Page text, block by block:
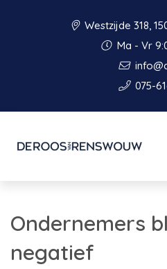
Westzijde 318,
Ma - Vr
075-
Ondernemers
negatief